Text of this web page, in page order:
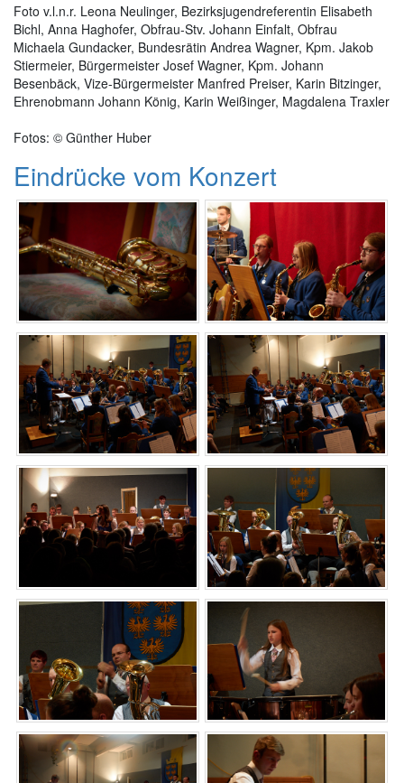
Foto v.l.n.r. Leona Neulinger, Bezirksjugendreferentin Elisabeth
Bichl, Anna Haghofer, Obfrau-Stv. Johann Einfalt, Obfrau
Michaela Gundacker, Bundesrätin Andrea Wagner, Kpm. Jakob
Stiermeier, Bürgermeister Josef Wagner, Kpm. Johann
Besenbäck, Vize-Bürgermeister Manfred Preiser, Karin Bitzinger,
Ehrenobmann Johann König, Karin Weißinger, Magdalena Traxler
Fotos: © Günther Huber
Eindrücke vom Konzert